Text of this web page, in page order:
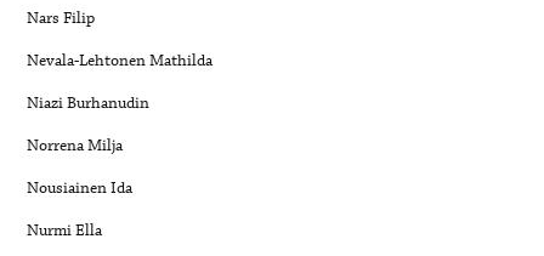
Nars Filip
Nevala-Lehtonen Mathilda
Niazi Burhanudin
Norrena Milja
Nousiainen Ida
Nurmi Ella